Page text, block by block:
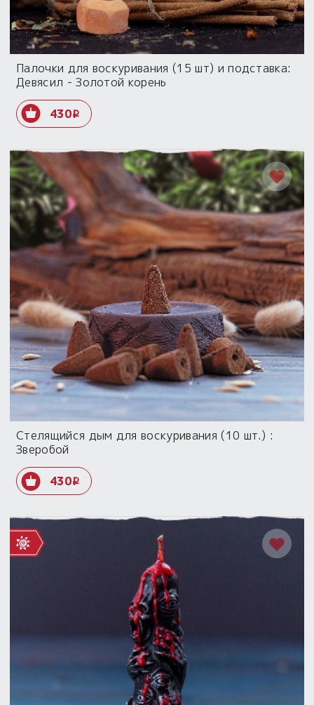
Палочки для воскуривания (15 шт) и подставка:
Девясил - Золотой корень
430i
Стелящийся дым для воскуривания (10 шт.) :
Зверобой
430i